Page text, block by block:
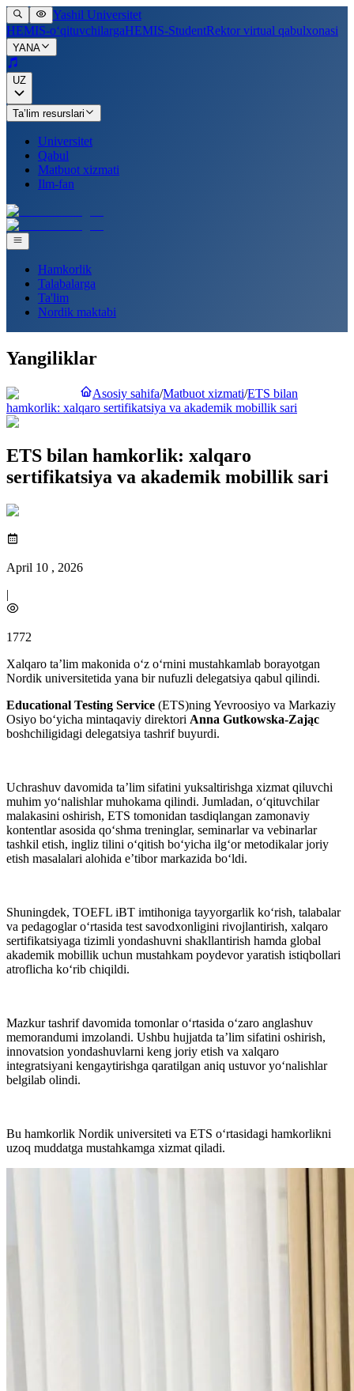
Yashil Universitet
HEMIS-o‘qituvchilargaHEMIS-StudentRektor virtual qabulxonasi
YANA
UZ
Ta’lim resurslari
Universitet
Qabul
Matbuot xizmati
Ilm-fan
Hamkorlik
Talabalarga
Ta'lim
Nordik maktabi
Yangiliklar
Asosiy sahifa/Matbuot xizmati/ETS bilan
hamkorlik: xalqaro sertifikatsiya va akademik mobillik sari
ETS bilan hamkorlik: xalqaro
sertifikatsiya va akademik mobillik sari
April 10 , 2026
|
1772
Xalqaro ta’lim makonida o‘z o‘rnini mustahkamlab borayotgan
Nordik universitetida yana bir nufuzli delegatsiya qabul qilindi.
Educational Testing Service (ETS)ning Yevroosiyo va Markaziy
Osiyo bo‘yicha mintaqaviy direktori Anna Gutkowska-Zając
boshchiligidagi delegatsiya tashrif buyurdi.
Uchrashuv davomida taʼlim sifatini yuksaltirishga xizmat qiluvchi
muhim yo‘nalishlar muhokama qilindi. Jumladan, o‘qituvchilar
malakasini oshirish, ETS tomonidan tasdiqlangan zamonaviy
kontentlar asosida qo‘shma treninglar, seminarlar va vebinarlar
tashkil etish, ingliz tilini o‘qitish bo‘yicha ilg‘or metodikalar joriy
etish masalalari alohida eʼtibor markazida bo‘ldi.
Shuningdek, TOEFL iBT imtihoniga tayyorgarlik ko‘rish, talabalar
va pedagoglar o‘rtasida test savodxonligini rivojlantirish, xalqaro
sertifikatsiyaga tizimli yondashuvni shakllantirish hamda global
akademik mobillik uchun mustahkam poydevor yaratish istiqbollari
atroflicha ko‘rib chiqildi.
Mazkur tashrif davomida tomonlar o‘rtasida o‘zaro anglashuv
memorandumi imzolandi. Ushbu hujjatda ta’lim sifatini oshirish,
innovatsion yondashuvlarni keng joriy etish va xalqaro
integratsiyani kengaytirishga qaratilgan aniq ustuvor yo‘nalishlar
belgilab olindi.
Bu hamkorlik Nordik universiteti va ETS o‘rtasidagi hamkorlikni
uzoq muddatga mustahkamga xizmat qiladi.